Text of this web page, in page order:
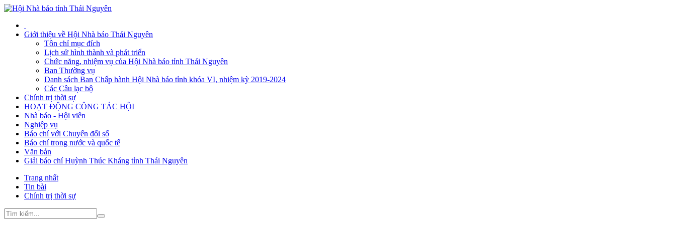
Giới thiệu về Hội Nhà báo Thái Nguyên
Tôn chỉ mục đích
Lịch sử hình thành và phát triển
Chức năng, nhiệm vụ của Hội Nhà báo tỉnh Thái Nguyên
Ban Thường vụ
Danh sách Ban Chấp hành Hội Nhà báo tỉnh khóa VI, nhiệm kỳ 2019-2024
Các Câu lạc bộ
Chính trị thời sự
HOẠT ĐỘNG CÔNG TÁC HỘI
Nhà báo - Hội viên
Nghiệp vụ
Báo chí với Chuyển đổi số
Báo chí trong nước và quốc tế
Văn bản
Giải báo chí Huỳnh Thúc Kháng tỉnh Thái Nguyên
Trang nhất
Tin bài
Chính trị thời sự